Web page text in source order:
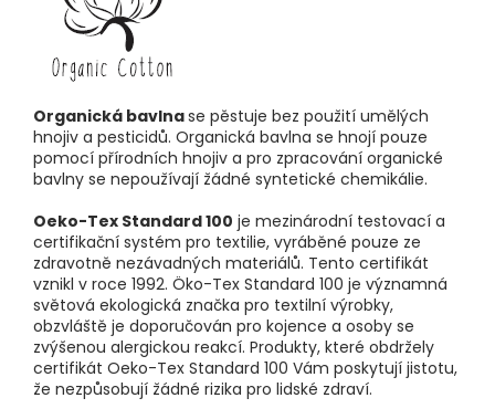
Organická bavlnase pěstuje bez použití umělých
hnojiv a pesticidů. Organická bavlna se hnojí pouze
pomocí přírodních hnojiv a pro zpracování organické
bavlny se nepoužívají žádné syntetické chemikálie.
Oeko-Tex Standard 100 je mezinárodní testovací a
certifikační systém pro textilie, vyráběné pouze ze
zdravotně nezávadných materiálů. Tento certifikát
vznikl v roce 1992. Öko-Tex Standard 100 je významná
světová ekologická značka pro textilní výrobky,
obzvláště je doporučován pro kojence a osoby se
zvýšenou alergickou reakcí. Produkty, které obdržely
certifikát Oeko-Tex Standard 100 Vám poskytují jistotu,
že nezpůsobují žádné rizika pro lidské zdraví.